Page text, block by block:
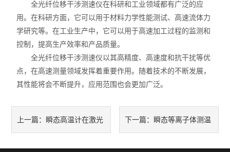
全光纤位移干涉测速仪在科研和工业领域都有广泛的应
用。在科研方面，它可以用于材料力学性能测试、高速流体力
学研究等。在工业生产中，它可以用于高速加工过程的监测和
控制，提高生产效率和产品质量。
全光纤位移干涉测速仪以其高精度、高速度和抗干扰等优
点，在高速测量领域发挥着重要作用。随着技术的不断发展，
其性能将会不断提升，应用范围也会更加广泛。
上一篇： 瞬态高温计在激光 下一篇： 瞬态等离子体测温